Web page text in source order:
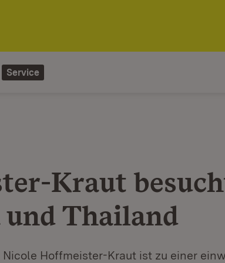
Service
Kraut
Thailand
Hoffmeister-Kraut ist zu einer